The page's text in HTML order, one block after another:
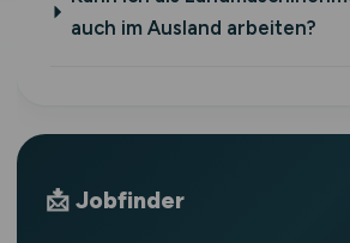
auch im Ausland arbeiten?
📩 Jobfinder